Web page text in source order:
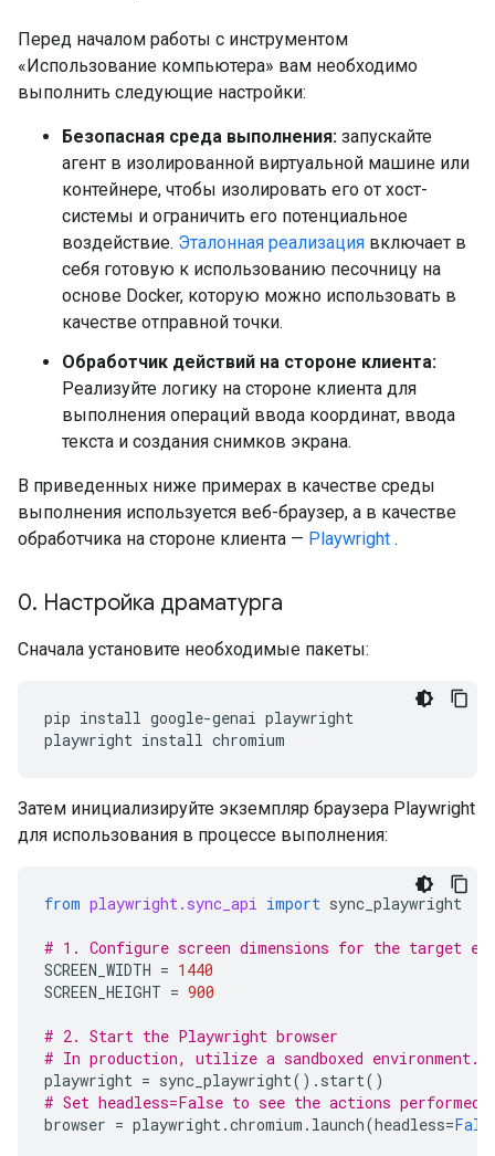
Перед началом работы с инструментом
«Использование компьютера» вам необходимо
выполнить следующие настройки:
Безопасная среда выполнения: запускайте
агент в изолированной виртуальной машине или
контейнере, чтобы изолировать его от хост-
системы и ограничить его потенциальное
воздействие. Эталонная реализация включает в
себя готовую к использованию песочницу на
основе Docker, которую можно использовать в
качестве отправной точки.
Обработчик действий на стороне клиента:
Реализуйте логику на стороне клиента для
выполнения операций ввода координат, ввода
текста и создания снимков экрана.
В приведенных ниже примерах в качестве среды
выполнения используется веб-браузер, а в качестве
обработчика на стороне клиента — Playwright .
0. Настройка драматурга
Сначала установите необходимые пакеты:
pip install google-genai playwright
playwright install
Затем инициализируйте экземпляр браузера Playwright
для использования в процессе выполнения:
from playwright.sync_api import sync_playwright
# 1. Configure screen dimensions for the target
SCREEN_WIDTH = 1440
SCREEN_HEIGHT = 900
# 2. Start the Playwright browser
# In production, utilize a sandboxed environment.
playwright = sync_playwright() . start()
# Set headless=False to see the actions performed
browser = playwright.chromium . launch(headless=